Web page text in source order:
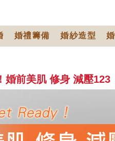
婚禮籌備 婚紗造型
婚前美肌 修身 減壓123